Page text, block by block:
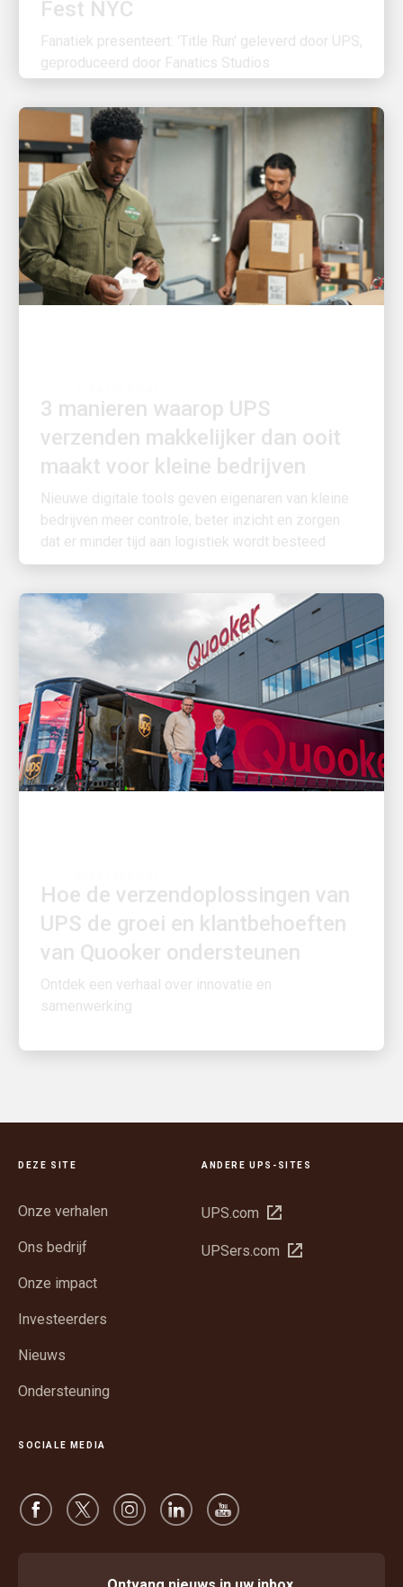
Fanatiek presenteert: 'Title Run' geleverd door UPS,
geproduceerd door Fanatics Studios
verzenden makkelijker dan ooit
maakt voor kleine bedrijven
Nieuwe digitale tools geven eigenaren van kleine
bedrijven meer controle, beter inzicht en zorgen
dat er minder tijd aan logistiek wordt besteed
UPS de groei en klantbehoeften
van Quooker ondersteunen
Ontdek een verhaal over innovatie en
samenwerking
DEZE SITE
Onze verhalen
Ons bedrijf
Onze impact
Investeerders
Nieuws
Ondersteuning
ANDERE UPS-SITES
UPS.com Opent
een
UPSers.com Opent
SOCIALE MEDIA